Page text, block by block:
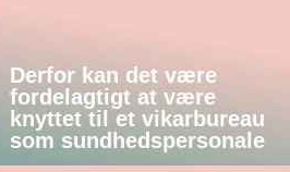
Derfor kan det være
fordelagtigt at være
knyttet til et vikarbureau
som sundhedspersonale